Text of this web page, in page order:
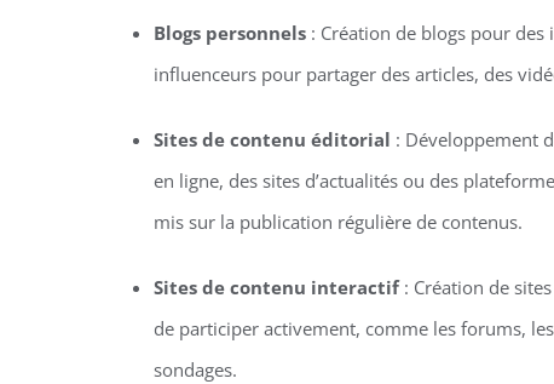
Blogs personnels: Création de blogs pour des
influenceurs pour partager des articles, des
Sites de contenu éditorial : Développement
en ligne, des sites d’actualités ou des
mis sur la publication régulière de contenus.
Sites de contenu interactif: Création de
de participer activement, comme les forums,
sondages.